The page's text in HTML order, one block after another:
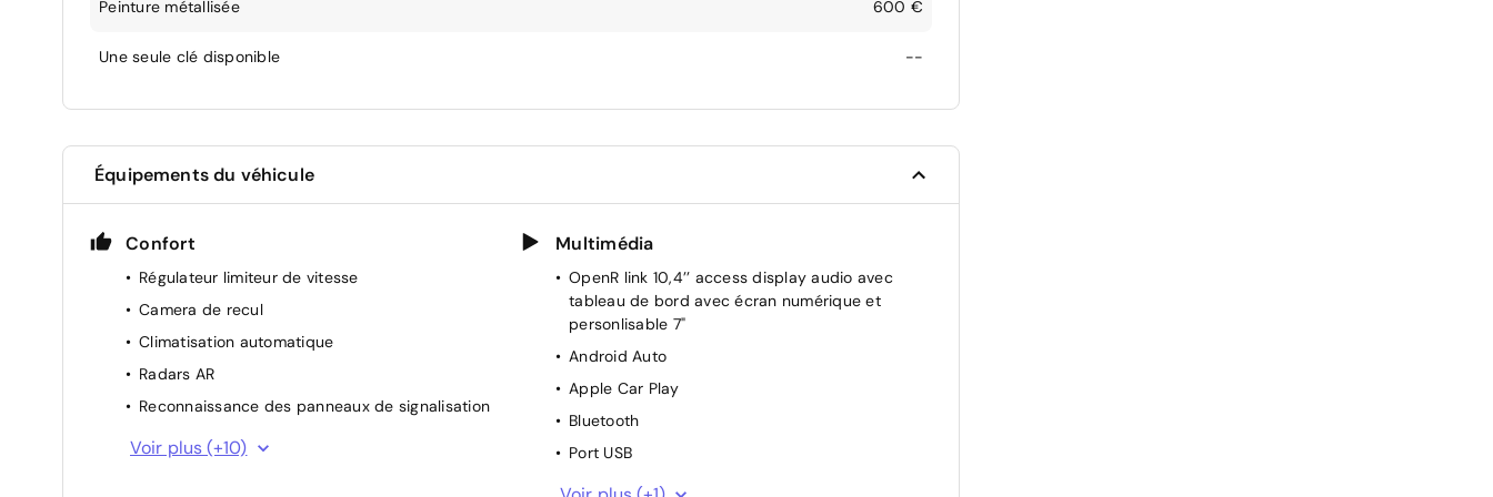
Peinture métallisée 600 €
Une seule clé disponible --
Équipements du véhicule
Confort
Régulateur limiteur de vitesse
Camera de recul
Climatisation automatique
Radars AR
Reconnaissance des panneaux de signalisation
Carte accès et démarrage mains libres
Voir plus (+10)
Multimédia
OpenR link 10,4’’ access display audio avec
tableau de bord avec écran numérique et
personlisable 7"
Android Auto
Apple Car Play
Bluetooth
Port USB
Ordinateur de bord